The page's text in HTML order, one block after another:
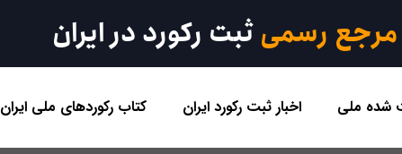
مرجع رسمیثبت رکورد در ایران
شده ملی اخبار ثبت رکورد ایران کتاب رکوردهای ملی ایران